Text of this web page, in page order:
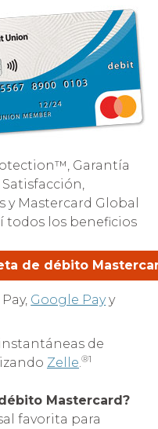
Garantía
y Mastercard Global
todos los beneficios
de débito
Google Payy
de
Zelle.®1
Mastercard?
favorita para